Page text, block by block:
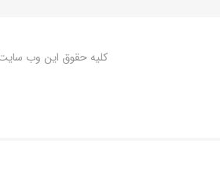
کلیه حقوق این وب